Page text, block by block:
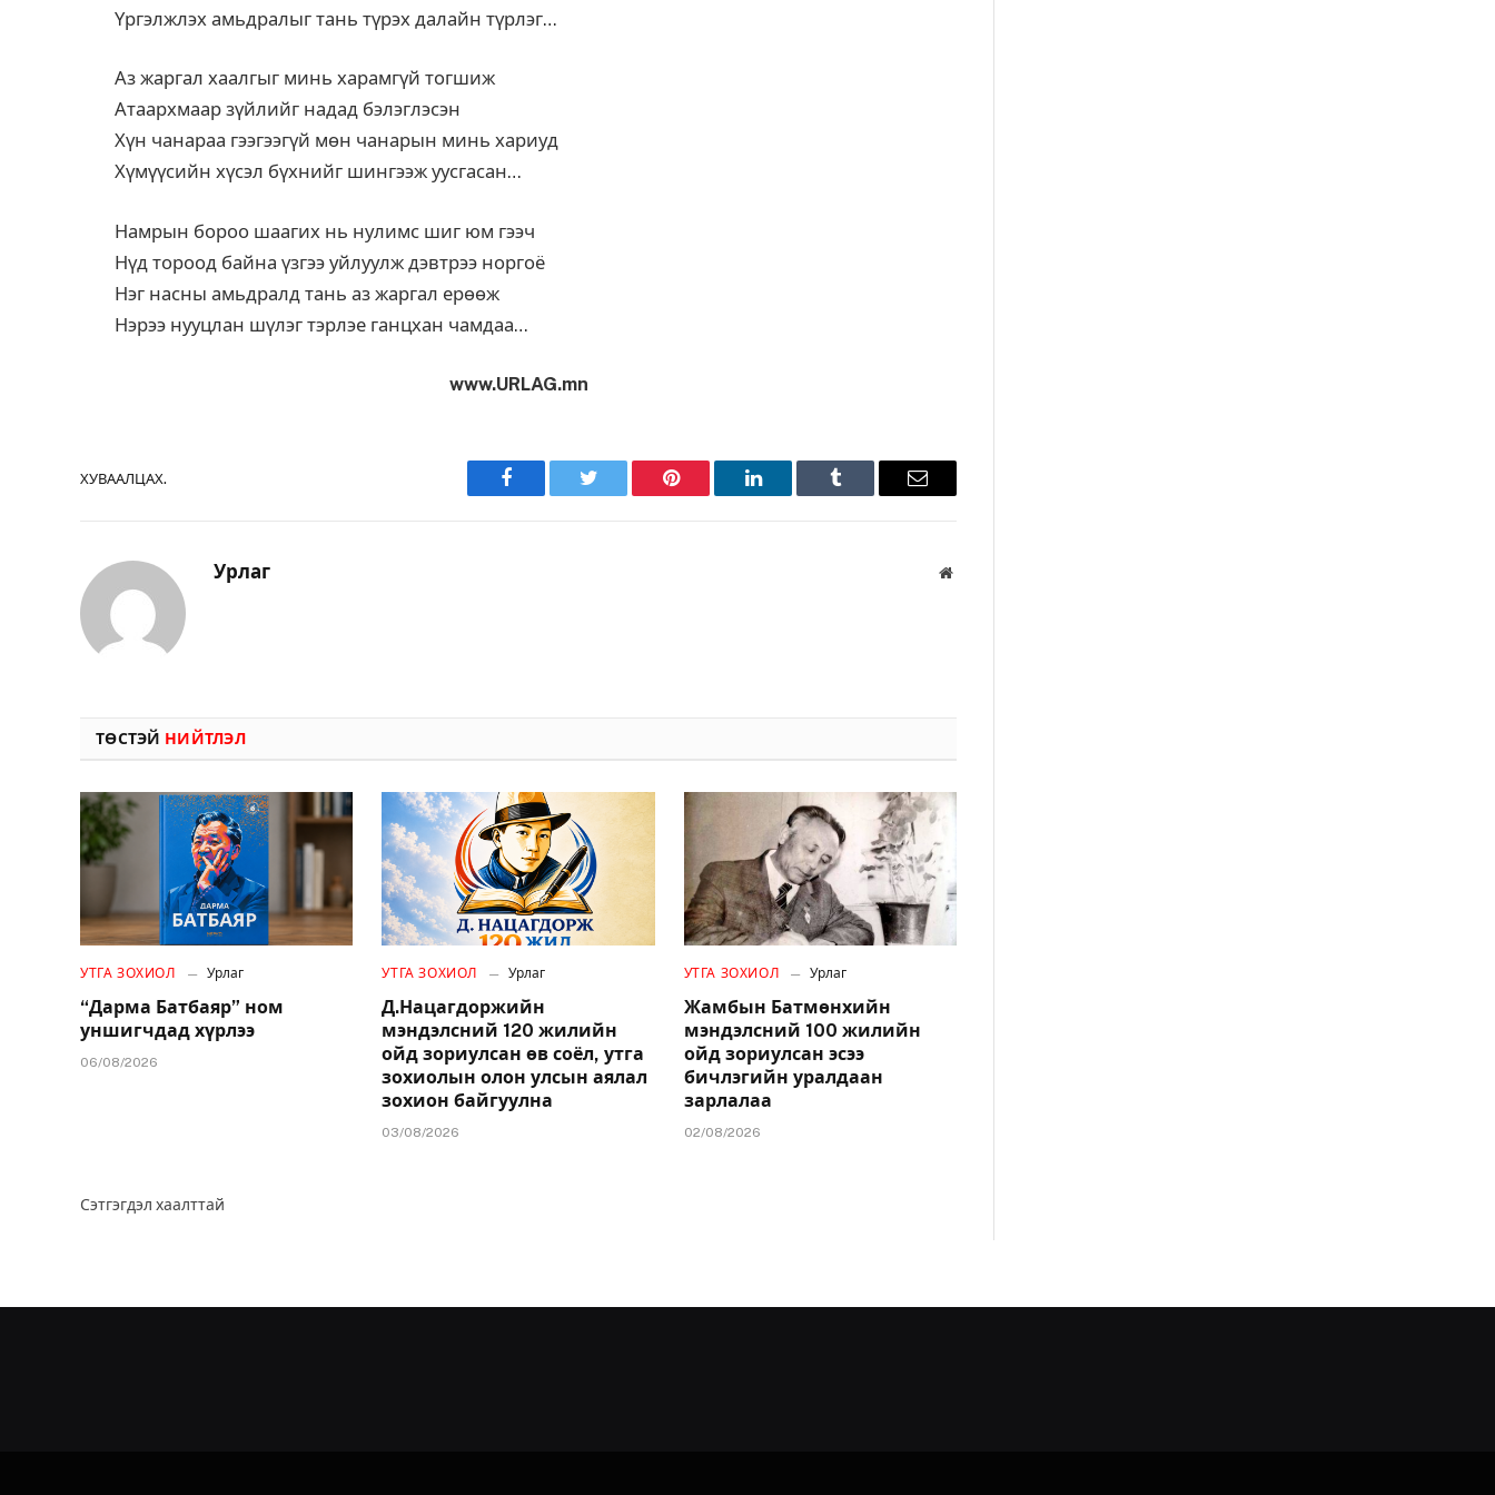
Үргэлжлэх амьдралыг тань түрэх далайн түрлэг…
Аз жаргал хаалгыг минь харамгүй тогшиж
Атаархмаар зүйлийг надад бэлэглэсэн
Хүн чанараа гээгээгүй мөн чанарын минь хариуд
Хүмүүсийн хүсэл бүхнийг шингээж уусгасан…
Намрын бороо шаагих нь нулимс шиг юм гээч
Нүд тороод байна үзгээ уйлуулж дэвтрээ норгоё
Нэг насны амьдралд тань аз жаргал ерөөж
Нэрээ нууцлан шүлэг тэрлэе ганцхан чамдаа…
www.URLAG.mn
ХУВААЛЦАХ.
Facebook Twitter Pinterest LinkedIn Tumblr Имэйл
Урлаг Вэбсайт
ТӨСТЭЙ НИЙТЛЭЛ
УТГА ЗОХИОЛ Урлаг
“Дарма Батбаяр” ном
уншигчдад хүрлээ
06/08/2026
УТГА ЗОХИОЛ Урлаг
Д.Нацагдоржийн
мэндэлсний 120 жилийн
ойд зориулсан өв соёл, утга
зохиолын олон улсын аялал
зохион байгуулна
03/08/2026
УТГА ЗОХИОЛ Урлаг
Жамбын Батмөнхийн
мэндэлсний 100 жилийн
ойд зориулсан эсээ
бичлэгийн уралдаан
зарлалаа
02/08/2026
Сэтгэгдэл хаалттай